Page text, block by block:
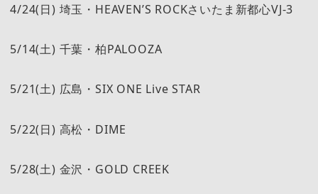
4/24(日) 埼玉・HEAVEN’S ROCKさいたま新都心VJ-3
5/14(土) 千葉・柏PALOOZA
5/21(土) 広島・SIX ONE Live STAR
5/22(日) 高松・DIME
5/28(土) 金沢・GOLD CREEK